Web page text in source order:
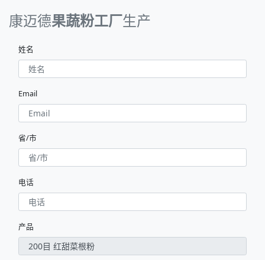
康迈德果蔬粉工厂生产
姓名
Email
省/市
电话
产品